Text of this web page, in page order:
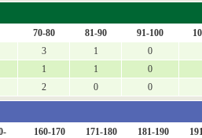
70-80 81-90 91-100
3 1
0
1 1
0
2 0 0
160-170 171-180 181-190